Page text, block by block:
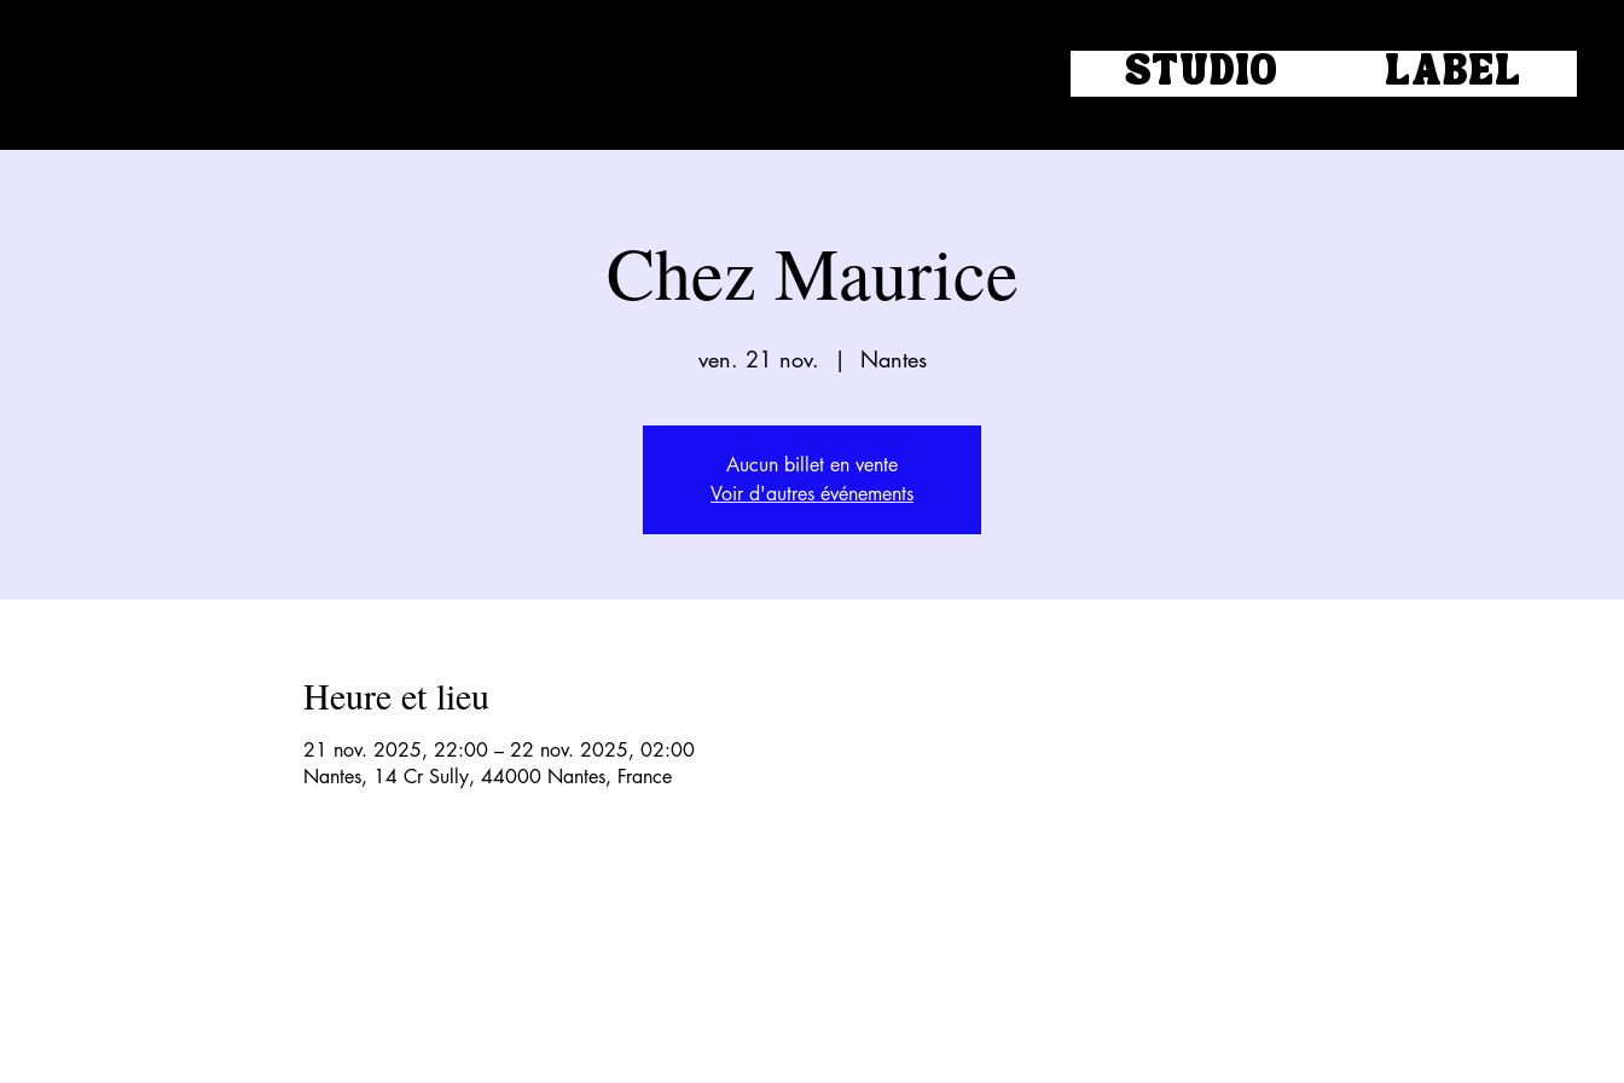
STUDIO LABEL
Chez Maurice
ven. 21 nov.
  |
Nantes
Aucun billet en vente
Voir d'autres événements
Heure et lieu
21 nov. 2025, 22:00 – 22 nov. 2025, 02:00
Nantes, 14 Cr Sully, 44000 Nantes, France